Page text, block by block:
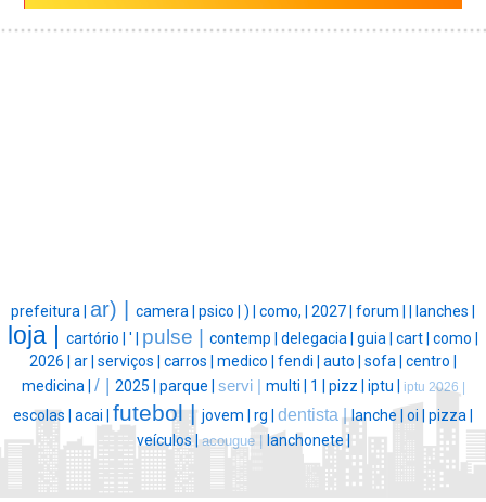
prefeitura | ar) | camera | psico | ) | como, | 2027 | forum | lanches |
loja | cartório | ' | pulse | contemp | delegacia | guia | cart | como |
2026 | ar | serviços | carros | medico | fendi | auto | sofa | centro |
medicina | / | 2025 | parque | servi | multi | 1 | pizz | iptu | iptu 2026 |
escolas | acai | futebol | jovem | rg | dentista |lanche | oi | pizza |
veículos |acougue | lanchonete |